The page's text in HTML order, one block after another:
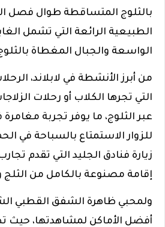
بالثلوج المتساقطة طوال فصل
الطبيعية الرائعة التي تشمل
الواسعة والجبال المغطاة
من أبرز الأنشطة في لابلاند،
التي تجرها الكلاب أو رحلات
عبر الثلوج، ما يوفر تجربة
للزوار الاستمتاع بالسباحة في
زيارة فنادق الجليد التي تقدم
إقامة مصنوعة بالكامل من الثلج
ولمحبي ظاهرة الشفق القطبي
أفضل الأماكن لمشاهدتها، حيث